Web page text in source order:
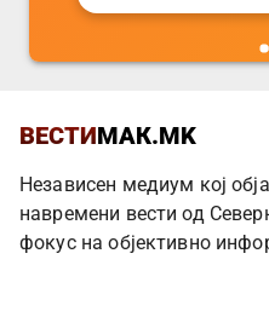
ВЕСТИМАК.MK
Независен медиум кој
навремени вести од
фокус на објективно